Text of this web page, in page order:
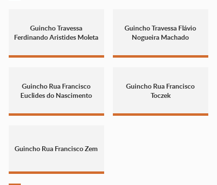
Guincho Travessa
Ferdinando Aristides Moleta
Guincho Travessa Flávio
Nogueira Machado
Guincho Rua Francisco
Euclides do Nascimento
Guincho Rua Francisco
Toczek
Guincho Rua Francisco Zem